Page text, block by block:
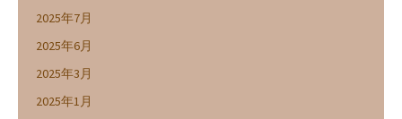
2025年7月
2025年6月
2025年3月
2025年1月